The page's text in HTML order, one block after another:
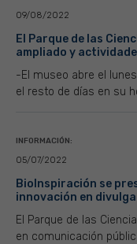
09/08/2022
El Parque de las
ampliado y
-El museo abre el
el resto de días en su
INFORMACIÓN:
05/07/2022
BioInspiración se
innovación en
El Parque de las
en comunicación